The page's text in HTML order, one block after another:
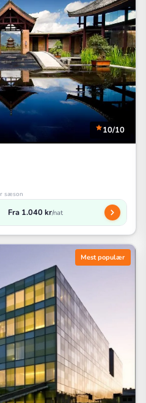
10/10
sæson
Fra 1.040 kr/nat
Mest populær